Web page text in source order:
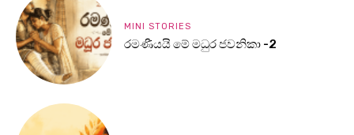
MINI STORIES
රමණීයයි මේ මධුර ජවනිකා -2